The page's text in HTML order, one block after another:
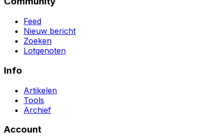
Feed
Nieuw bericht
Zoeken
Lotgenoten
Info
Artikelen
Tools
Archief
Account